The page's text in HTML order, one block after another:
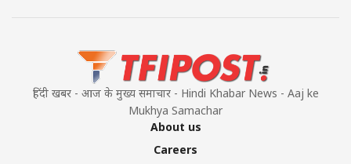
हिंदी खबर - आज के मुख्य समाचार - Hindi Khabar News - Aaj ke
Mukhya Samachar
About us
Careers